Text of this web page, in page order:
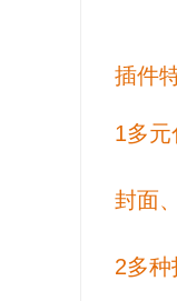
插件
1多
封面
2多